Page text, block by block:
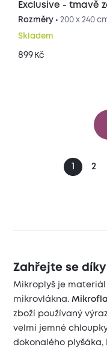
Exclusive - tmavě
Rozměry • 200 x 240
Skladem
899 Kč
2
Zahřejte se
Mikroplyš je materiál
mikrovlákna.
zboží používaný
velmi jemné
dokonalého